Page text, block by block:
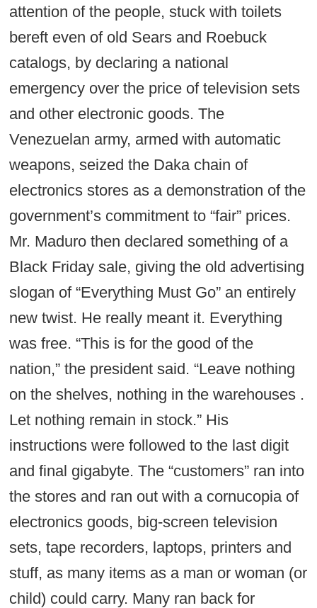
attention of the people, stuck with toilets
bereft even of old Sears and Roebuck
catalogs, by declaring a national
emergency over the price of television sets
and other electronic goods. The
Venezuelan army, armed with automatic
weapons, seized the Daka chain of
electronics stores as a demonstration of the
government’s commitment to “fair” prices.
Mr. Maduro then declared something of a
Black Friday sale, giving the old advertising
slogan of “Everything Must Go” an entirely
new twist. He really meant it. Everything
was free. “This is for the good of the
nation,” the president said. “Leave nothing
on the shelves, nothing in the warehouses .
Let nothing remain in stock.” His
instructions were followed to the last digit
and final gigabyte. The “customers” ran into
the stores and ran out with a cornucopia of
electronics goods, big-screen television
sets, tape recorders, laptops, printers and
stuff, as many items as a man or woman (or
child) could carry. Many ran back for